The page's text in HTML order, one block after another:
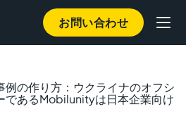
お問い合わせ
例の作り方：ウクライナのオフシ
であるMobilunityは日本企業向け